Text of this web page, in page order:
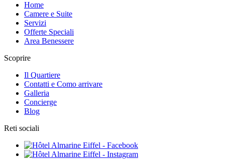
Home
Camere e Suite
Servizi
Offerte Speciali
Area Benessere
Scoprire
Il Quartiere
Contatti e Como arrivare
Galleria
Concierge
Blog
Reti sociali